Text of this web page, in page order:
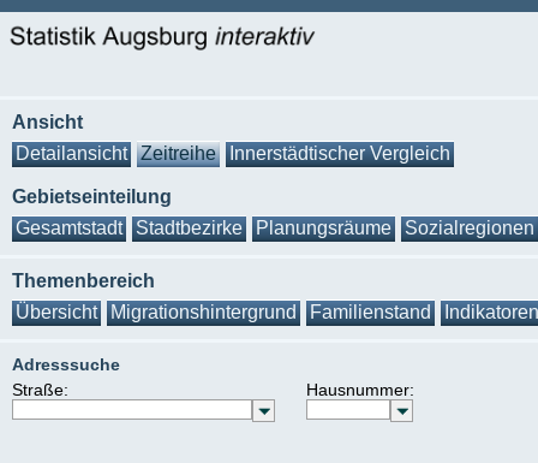
Ansicht
Detailansicht
Zeitreihe Innerstädtischer Vergleich
Gebietseinteilung
Gesamtstadt
Stadtbezirke Planungsräume Sozialregionen
Themenbereich
Übersicht
Migrationshintergrund Familienstand Indikatoren
Adresssuche
Straße:
Hausnummer: